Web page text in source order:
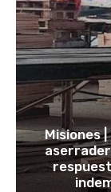
Misiones